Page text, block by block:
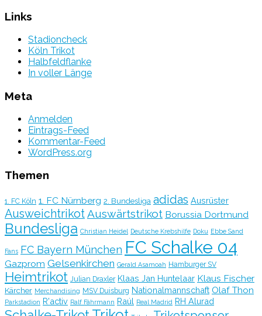
Links
Stadioncheck
Köln Trikot
Halbfeldflanke
In voller Länge
Meta
Anmelden
Eintrags-Feed
Kommentar-Feed
WordPress.org
Themen
1. FC Köln 1. FC Nürnberg 2. Bundesliga adidas Ausrüster
AusweichtrikotAuswärtstrikot Borussia Dortmund
Bundesliga Christian Heidel Deutsche Krebshilfe Doku Ebbe Sand
Fans FC Bayern München FC Schalke 04
Gazprom Gelsenkirchen Gerald Asamoah Hamburger SV
Heimtrikot Julian Draxler Klaas Jan Huntelaar Klaus Fischer
Kärcher Merchandising MSV Duisburg Nationalmannschaft Olaf Thon
Parkstadion R'activ Ralf Fährmann Raúl Real Madrid RH Alurad